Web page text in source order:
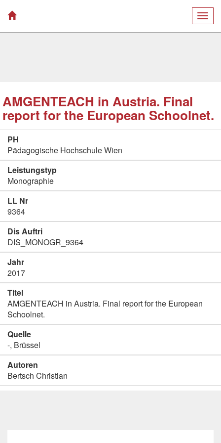
AMGENTEACH in Austria. Final
report for the European Schoolnet.
PH
Pädagogische Hochschule Wien
Leistungstyp
Monographie
LL Nr
9364
Dis Auftri
DIS_MONOGR_9364
Jahr
2017
Titel
AMGENTEACH in Austria. Final report for the European
Schoolnet.
Quelle
-, Brüssel
Autoren
Bertsch Christian